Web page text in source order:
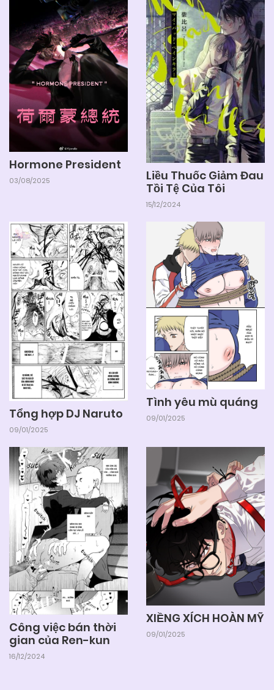
Hormone President
03/08/2025
Liều Thuốc Giảm Đau
Tồi Tệ Của Tôi
15/12/2024
Tổng hợp DJ Naruto
09/01/2025
Tình yêu mù quáng
09/01/2025
Công việc bán thời
gian của Ren-kun
16/12/2024
XIỀNG XÍCH HOÀN MỸ
09/01/2025